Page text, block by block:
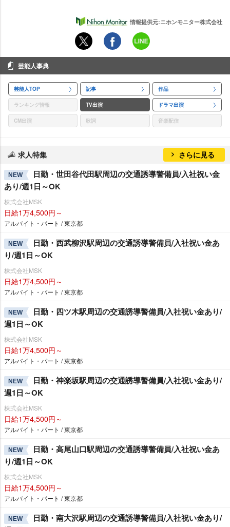
情報提供元:ニホンモニター株式会社
芸能人事典
芸能人TOP 記事 作品
ランキング情報 TV出演 ドラマ出演
CM出演 歌詞 音楽配信
求人特集 さらに見る
NEW
日勤・世田谷代田駅周辺の交通誘導警備員/入社祝い金
あり/週1日～OK
株式会社MSK
日給1万4,500円～
アルバイト・パート / 東京都
NEW
日勤・西武柳沢駅周辺の交通誘導警備員/入社祝い金あ
り/週1日～OK
株式会社MSK
日給1万4,500円～
アルバイト・パート / 東京都
NEW
日勤・四ツ木駅周辺の交通誘導警備員/入社祝い金あり/
週1日～OK
株式会社MSK
日給1万4,500円～
アルバイト・パート / 東京都
NEW
日勤・神楽坂駅周辺の交通誘導警備員/入社祝い金あり/
週1日～OK
株式会社MSK
日給1万4,500円～
アルバイト・パート / 東京都
NEW
日勤・高尾山口駅周辺の交通誘導警備員/入社祝い金あ
り/週1日～OK
株式会社MSK
日給1万4,500円～
アルバイト・パート / 東京都
NEW
日勤・南大沢駅周辺の交通誘導警備員/入社祝い金あり/